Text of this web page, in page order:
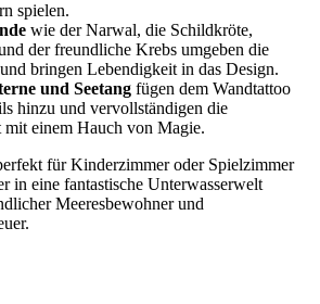
spielen.
wie der Narwal, die Schildkröte,
der freundliche Krebs umgeben die
bringen Lebendigkeit in das Design.
und Seetang fügen dem Wandtattoo
hinzu und vervollständigen die
mit einem Hauch von Magie.
für Kinderzimmer oder Spielzimmer
in eine fantastische Unterwasserwelt
Meeresbewohner und